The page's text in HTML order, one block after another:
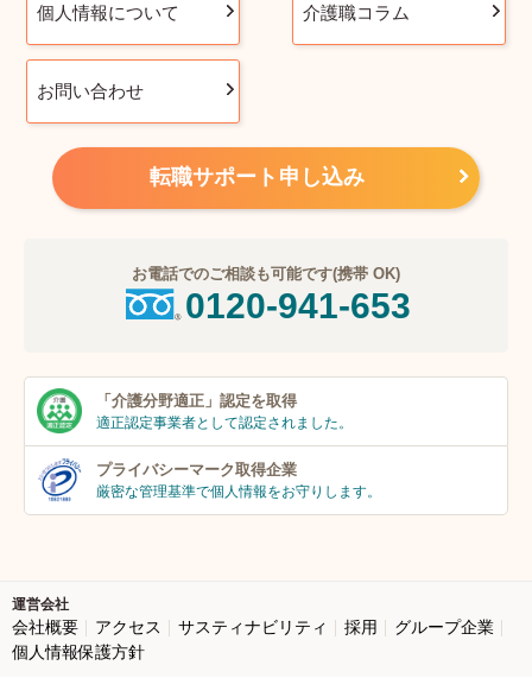
個人情報について 介護職コラム
お問い合わせ
転職サポート申し込み
お電話でのご相談も可能です(携帯 OK)
0120-941-653
「介護分野適正」 認定を取得
適正認定事業者として認定されました。
プライバシーマーク取得企業
厳密な管理基準で個人情報をお守りします。
運営会社
会社概要 アクセス サスティナビリティ 採用
グループ企業
個人情報保護方針